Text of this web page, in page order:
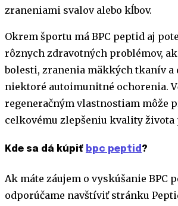
zraneniami svalov alebo kĺbov.
Okrem športu má BPC peptid aj
rôznych zdravotných problémov,
bolesti, zranenia mäkkých tkanív a
niektoré autoimunitné ochorenia.
regeneračným vlastnostiam môže
celkovému zlepšeniu kvality života
Kde sa dá kúpiť bpc peptid ?
Ak máte záujem o vyskúšanie BPC
odporúčame navštíviť stránku